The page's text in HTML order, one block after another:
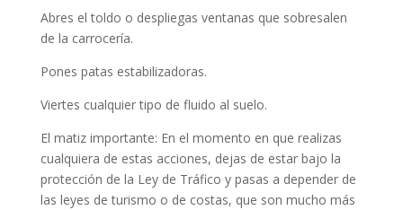
Abres el toldo o despliegas ventanas que sobresalen
de la carrocería.
Pones patas estabilizadoras.
Viertes cualquier tipo de fluido al suelo.
El matiz importante: En el momento en que realizas
cualquiera de estas acciones, dejas de estar bajo la
protección de la Ley de Tráfico y pasas a depender de
las leyes de turismo o de costas, que son mucho más